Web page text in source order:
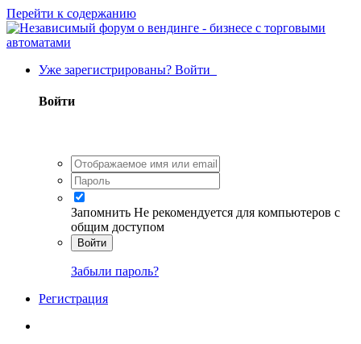
Перейти к содержанию
Уже зарегистрированы? Войти
Войти
Запомнить Не рекомендуется для компьютеров с
общим доступом
Войти
Забыли пароль?
Регистрация